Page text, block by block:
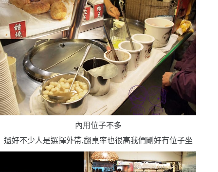
內用位子不多
還好不少人是選擇外帶,翻桌率也很高我們剛好有位子坐